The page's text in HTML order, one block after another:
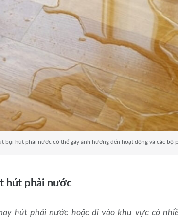
bụi hút phải nước có thể gây ảnh hưởng đến hoạt động và các bộ
hút phải nước
hút phải nước hoặc đi vào khu vực có